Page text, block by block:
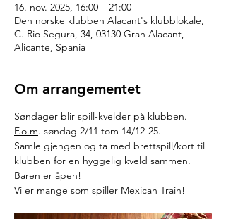
16. nov. 2025, 16:00 – 21:00
Den norske klubben Alacant's klubblokale,
C. Rio Segura, 34, 03130 Gran Alacant,
Alicante, Spania
Om arrangementet
Søndager blir spill-kvelder på klubben.
F.o.m. søndag 2/11 tom 14/12-25.
Samle gjengen og ta med brettspill/kort til
klubben for en hyggelig kveld sammen.
Baren er åpen!
Vi er mange som spiller Mexican Train!